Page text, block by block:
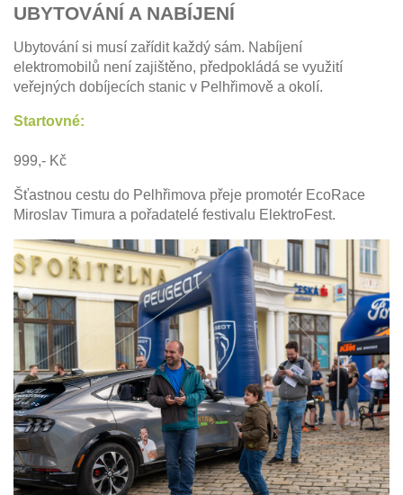
UBYTOVÁNÍ A NABÍJENÍ
Ubytování si musí zařídit každý sám. Nabíjení
elektromobilů není zajištěno, předpokládá se využití
veřejných dobíjecích stanic v Pelhřimově a okolí.
Startovné:
999,- Kč
Šťastnou cestu do Pelhřimova přeje promotér EcoRace
Miroslav Timura a pořadatelé festivalu ElektroFest.